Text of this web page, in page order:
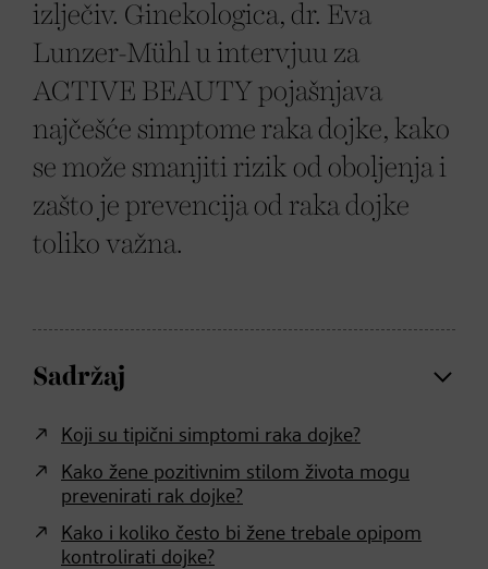
izlječiv. Ginekologica, dr. Eva
Lunzer-Mühl u intervjuu za
ACTIVE BEAUTY pojašnjava
najčešće simptome raka dojke, kako
se može smanjiti rizik od oboljenja i
zašto je prevencija od raka dojke
toliko važna.
Sadržaj
Koji su tipični simptomi raka dojke?
Kako žene pozitivnim stilom života mogu
prevenirati rak dojke?
Kako i koliko često bi žene trebale opipom
kontrolirati dojke?